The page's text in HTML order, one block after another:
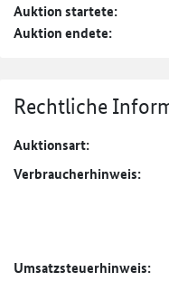
Auktion startete:
Auktion endete:
Rechtliche
Auktionsart:
Verbraucher­hinweis:
Umsatzsteuer­hinweis: